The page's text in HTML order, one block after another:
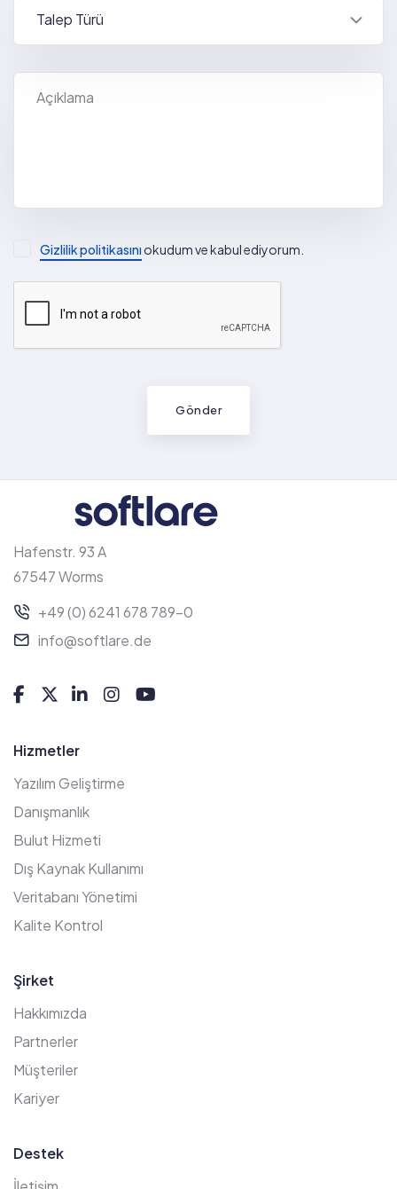
Gizlilik politikasını okudum ve kabul ediyorum.
Hafenstr. 93 A
67547 Worms
+49 (0) 6241 678 789-0
info@softlare.de
Hizmetler
Yazılım Geliştirme
Danışmanlık
Bulut Hizmeti
Dış Kaynak Kullanımı
Veritabanı Yönetimi
Kalite Kontrol
Şirket
Hakkımızda
Partnerler
Müşteriler
Kariyer
Destek